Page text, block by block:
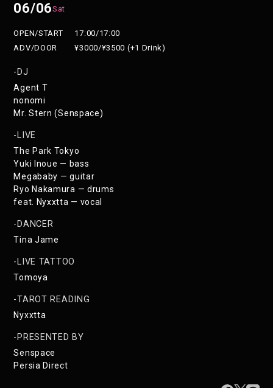
06/06Sat
OPEN/START
17:00/17:00
ADV/DOOR
¥3000/¥3500 (+1 Drink)
DJ
Agent T
nonomi
Mr. Stern (Senspace)
LIVE
The Park Tokyo
Yuki Inoue — bass
Megababy — guitar
Ryo Nakamura — drums
feat. Nyxxtta — vocal
DANCER
Tina Jame
LIVE TATTOO
Tomoya
TAROT READING
Nyxxtta
PRESENTED BY
Senspace
Persia Direct